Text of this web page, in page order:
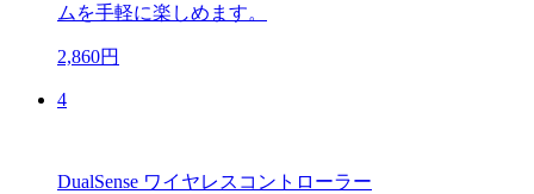
ムを手軽に楽しめます。
2,860円
4
DualSense ワイヤレスコントローラー